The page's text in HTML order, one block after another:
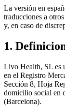
La versión en
traducciones a
y, en caso de
1.
Livo Health, SL es
en el Registro
Sección 8, Hoja
domicilio social en
(Barcelona).